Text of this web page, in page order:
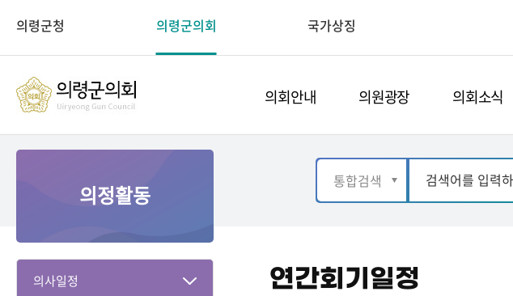
의령군청 의령군의회 국가상징
의회안내 의원광장 의회소식
의정활동
의사일정 연간회기일정